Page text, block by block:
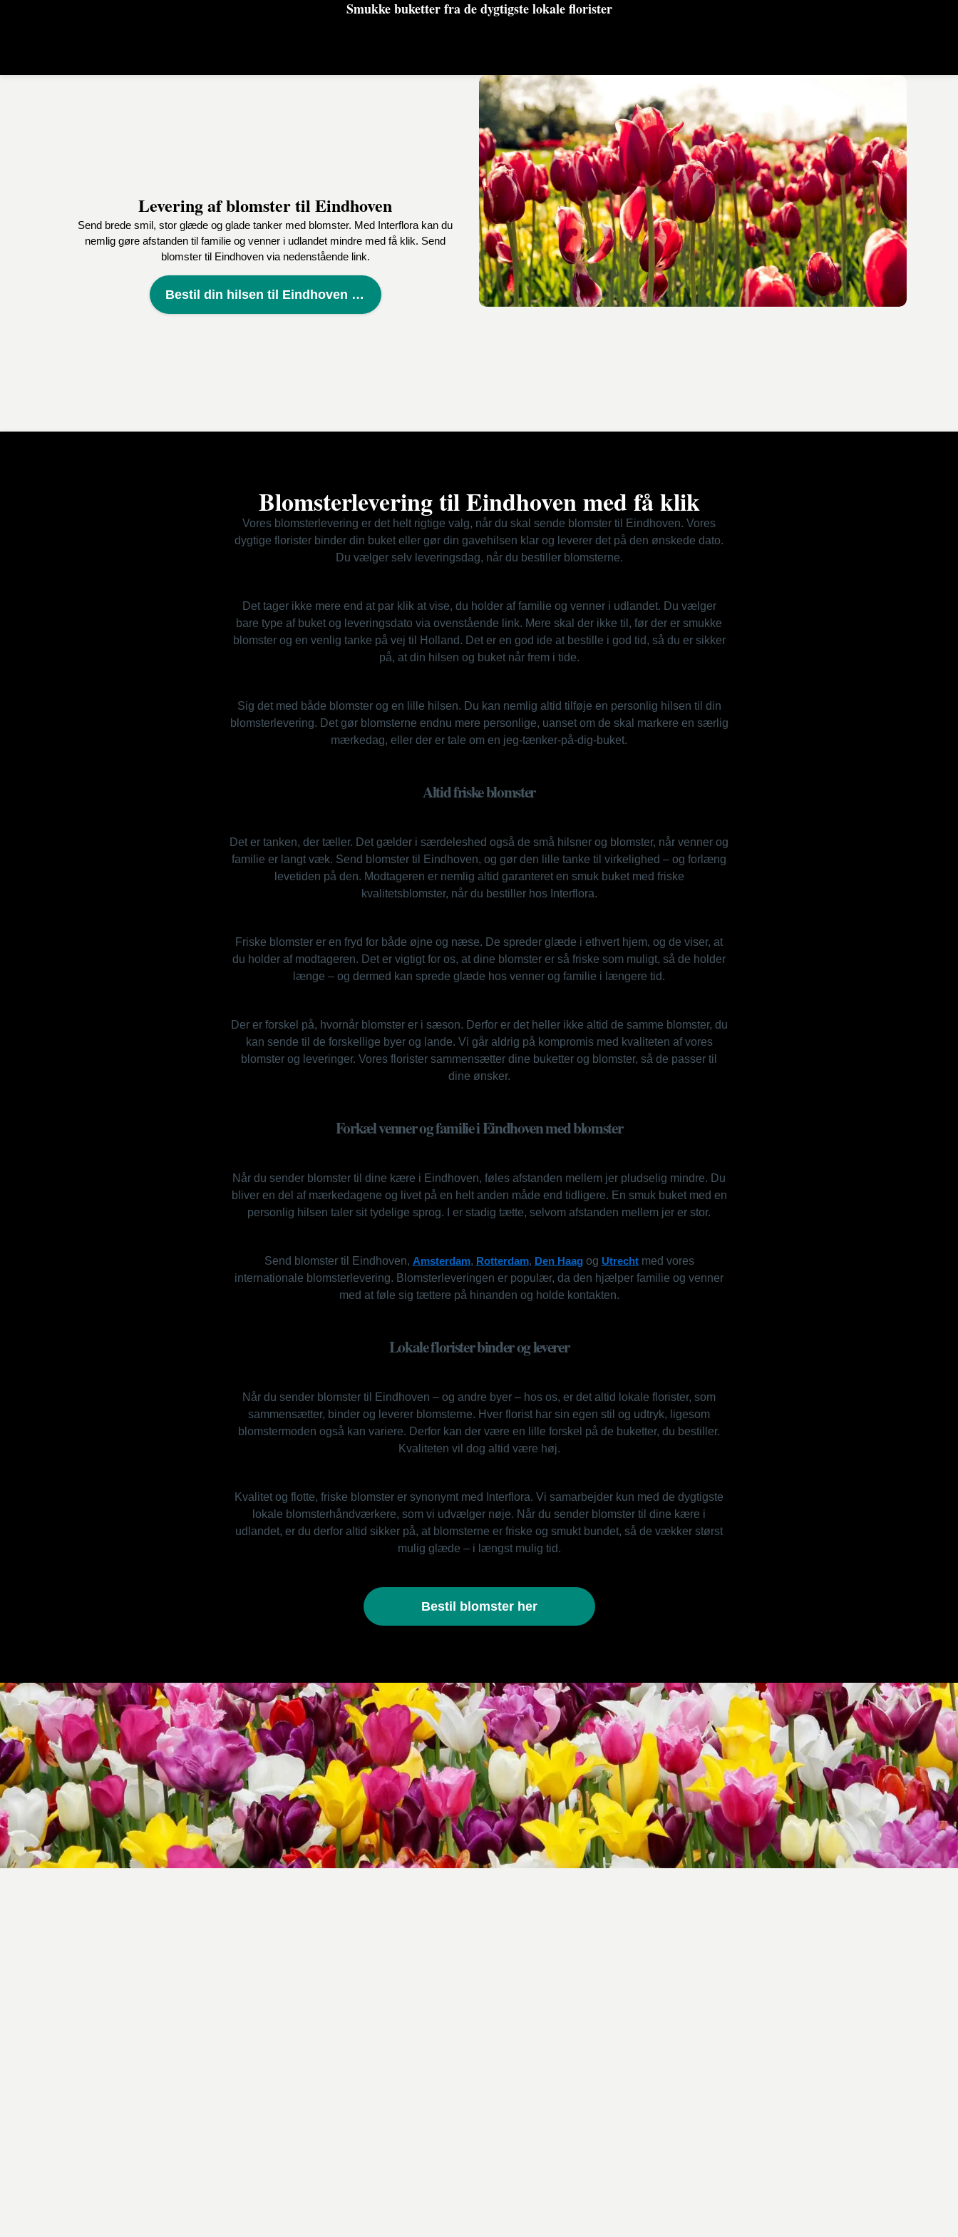
Smukke buketter fra de dygtigste lokale florister
Levering af blomster til Eindhoven
Send brede smil, stor glæde og glade tanker med blomster. Med Interflora kan du
nemlig gøre afstanden til familie og venner i udlandet mindre med få klik. Send
blomster til Eindhoven via nedenstående link.
Bestil din hilsen til Eindhoven her
Blomsterlevering til Eindhoven med få klik
Vores blomsterlevering er det helt rigtige valg, når du skal sende blomster til Eindhoven. Vores
dygtige florister binder din buket eller gør din gavehilsen klar og leverer det på den ønskede dato.
Du vælger selv leveringsdag, når du bestiller blomsterne.
Det tager ikke mere end at par klik at vise, du holder af familie og venner i udlandet. Du vælger
bare type af buket og leveringsdato via ovenstående link. Mere skal der ikke til, før der er smukke
blomster og en venlig tanke på vej til Holland. Det er en god ide at bestille i god tid, så du er sikker
på, at din hilsen og buket når frem i tide.
Sig det med både blomster og en lille hilsen. Du kan nemlig altid tilføje en personlig hilsen til din
blomsterlevering. Det gør blomsterne endnu mere personlige, uanset om de skal markere en særlig
mærkedag, eller der er tale om en jeg-tænker-på-dig-buket.
Altid friske blomster
Det er tanken, der tæller. Det gælder i særdeleshed også de små hilsner og blomster, når venner og
familie er langt væk. Send blomster til Eindhoven, og gør den lille tanke til virkelighed – og forlæng
levetiden på den. Modtageren er nemlig altid garanteret en smuk buket med friske
kvalitetsblomster, når du bestiller hos Interflora.
Friske blomster er en fryd for både øjne og næse. De spreder glæde i ethvert hjem, og de viser, at
du holder af modtageren. Det er vigtigt for os, at dine blomster er så friske som muligt, så de holder
længe – og dermed kan sprede glæde hos venner og familie i længere tid.
Der er forskel på, hvornår blomster er i sæson. Derfor er det heller ikke altid de samme blomster, du
kan sende til de forskellige byer og lande. Vi går aldrig på kompromis med kvaliteten af vores
blomster og leveringer. Vores florister sammensætter dine buketter og blomster, så de passer til
dine ønsker.
Forkæl venner og familie i Eindhoven med blomster
Når du sender blomster til dine kære i Eindhoven, føles afstanden mellem jer pludselig mindre. Du
bliver en del af mærkedagene og livet på en helt anden måde end tidligere. En smuk buket med en
personlig hilsen taler sit tydelige sprog. I er stadig tætte, selvom afstanden mellem jer er stor.
Send blomster til Eindhoven, Amsterdam, Rotterdam, Den Haagog Utrechtmed vores
internationale blomsterlevering. Blomsterleveringen er populær, da den hjælper familie og venner
med at føle sig tættere på hinanden og holde kontakten.
Lokale florister binder og leverer
Når du sender blomster til Eindhoven – og andre byer – hos os, er det altid lokale florister, som
sammensætter, binder og leverer blomsterne. Hver florist har sin egen stil og udtryk, ligesom
blomstermoden også kan variere. Derfor kan der være en lille forskel på de buketter, du bestiller.
Kvaliteten vil dog altid være høj.
Kvalitet og flotte, friske blomster er synonymt med Interflora. Vi samarbejder kun med de dygtigste
lokale blomsterhåndværkere, som vi udvælger nøje. Når du sender blomster til dine kære i
udlandet, er du derfor altid sikker på, at blomsterne er friske og smukt bundet, så de vækker størst
mulig glæde – i længst mulig tid.
Bestil blomster her